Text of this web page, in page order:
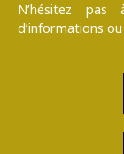
N’hésitez
d’informations